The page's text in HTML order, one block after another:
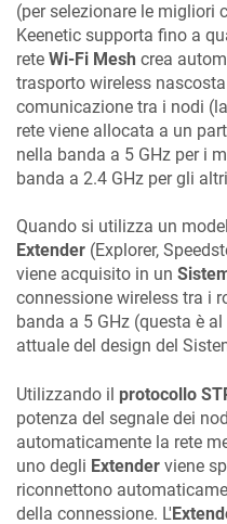
(per selezionare le migliori
Keenetic supporta fino a
rete Wi-Fi Mesh crea
trasporto wireless
comunicazione tra i nodi (la
rete viene allocata a un
nella banda a 5 GHz per i
banda a 2.4 GHz per gli
Quando si utilizza un
Extender (Explorer,
viene acquisito in un
connessione wireless tra i
banda a 5 GHz (questa è
attuale del design del
Utilizzando il protocollo
potenza del segnale dei
automaticamente la rete
uno degli Extender viene
riconnettono
della connessione. L'